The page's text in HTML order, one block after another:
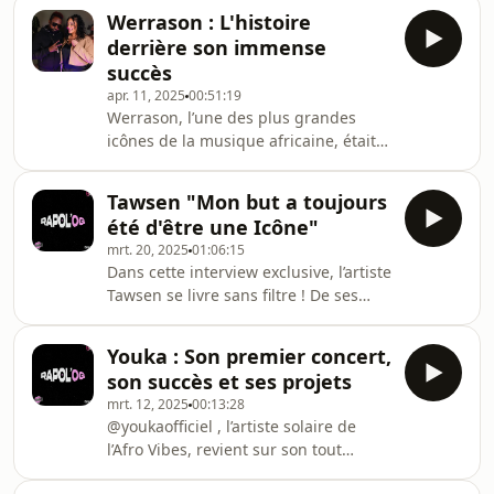
est l’un des artistes les plus respectés
de
musical.💬 Anecdotes, confidences,
inspirations… LOCKO partage tout,
sans filtre.👇 Dis-nous en commentaire
quel moment t’a le plus marqué et
abonne-toi pour ne rien rater des
prochaines interviews 🔔Queeny
ARICKX, débarque tous les soirs de
20h00 à 23h00 pour une ém
Werrason : L'histoire
derrière son immense
succès
apr. 11, 2025 00:51:19
Werrason, l’une des plus grandes
icônes de la musique africaine, était
débuts, de son incroyable parcours,
de son succès et de l’importance
d’écouter les gens. Toujours engagé à
promouvoir de nouveaux talents, il
revient aussi sur la légendaire Zamba
Playa, le siège des répétitions de
Wenge Musica. 🎼✨🔔 Plongez dans
l’univers de We
Tawsen "Mon but a toujours
été d'être une Icône"
mrt. 20, 2025 01:06:15
Dans cette interview exclusive, l’artiste
Tawsen se livre sans filtre ! De ses
et ce qui le motive à aller encore plus
loin.Tawsen revient sur son évolution
dans l’industrie musicale, ses
inspirations, ses ambitions et les
challenges qu’il a dû surmonter.🎼
Entre anecdotes, projets à venir et
Youka : Son premier concert,
son succès et ses projets
mrt. 12, 2025 00:13:28
@youkaofficiel⁩ , l’artiste solaire de
l’Afro Vibes, revient sur son tout